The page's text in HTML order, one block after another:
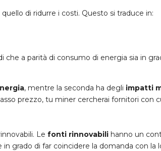
di ridurre i costi. Questo si traduce in:
a parità di consumo di energia sia in
, mentre la seconda ha degli impatti
prezzo, tu miner cercherai fornitori con
Lefonti rinnovabili hanno un
grado di far coincidere la domanda con la